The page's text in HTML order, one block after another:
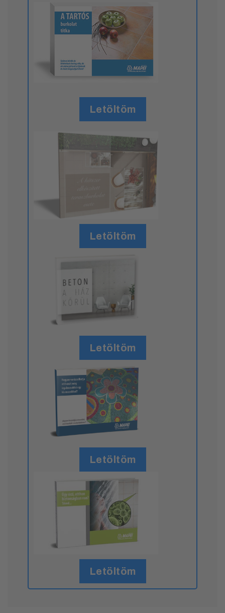
Letöltöm
Letöltöm
Letöltöm
Letöltöm
Letöltöm